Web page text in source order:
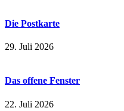
Die Postkarte
29. Juli 2026
Das offene Fenster
22. Juli 2026